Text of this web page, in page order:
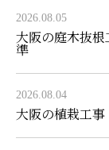
2026.08.05
大阪の庭木抜根
準
2026.08.04
大阪の植栽工事